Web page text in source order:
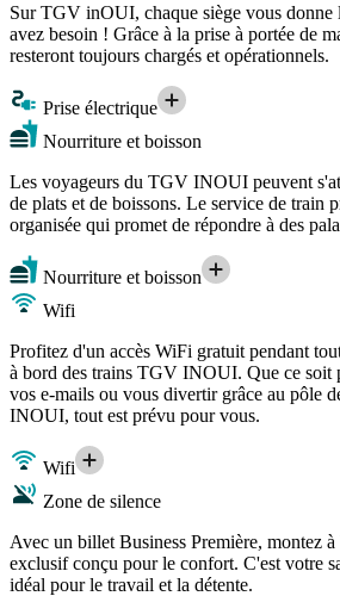
Sur TGV inOUI, chaque siège vous donne
avez besoin ! Grâce à la prise à portée de
resteront toujours chargés et opérationnels.
Prise électrique
Nourriture et boisson
Les voyageurs du TGV INOUI peuvent
de plats et de boissons. Le service de train
organisée qui promet de répondre à des
Nourriture et boisson
Wifi
Profitez d'un accès WiFi gratuit pendant
à bord des trains TGV INOUI. Que ce soit
vos e-mails ou vous divertir grâce au pôle
INOUI, tout est prévu pour vous.
Wifi
Zone de silence
Avec un billet Business Première, montez
exclusif conçu pour le confort. C'est votre
idéal pour le travail et la détente.